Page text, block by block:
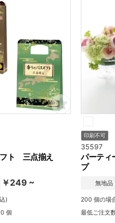
ト 三点揃え
￥249 ~
)
個
印刷不可
35597
パーテ
プ
無地品
200 個の場
最低ご注文